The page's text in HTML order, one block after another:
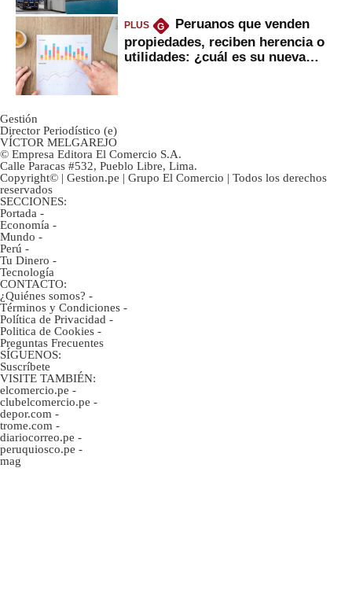
PLUS G
Peruanos que venden
propiedades, reciben herencia o
utilidades: ¿cuál es su nueva
Gestión
Director Periodístico (e)
VÍCTOR MELGAREJO
© Empresa Editora El Comercio S.A.
Calle Paracas #532, Pueblo Libre, Lima.
Copyright© | Gestion.pe | Grupo El Comercio | Todos los derechos
reservados
SECCIONES:
Portada -
Economía -
Mundo -
Perú -
Tu Dinero -
Tecnología
CONTACTO:
¿Quiénes somos? -
Términos y Condiciones -
Política de Privacidad -
Politica de Cookies -
Preguntas Frecuentes
SÍGUENOS:
Suscríbete
VISITE TAMBIÉN:
elcomercio.pe -
clubelcomercio.pe -
depor.com -
trome.com -
diariocorreo.pe -
peruquiosco.pe -
mag